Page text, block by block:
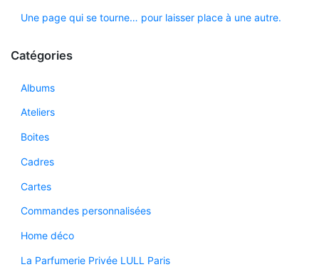
Une page qui se tourne… pour laisser place à une autre.
Catégories
Albums
Ateliers
Boites
Cadres
Cartes
Commandes personnalisées
Home déco
La Parfumerie Privée LULL Paris